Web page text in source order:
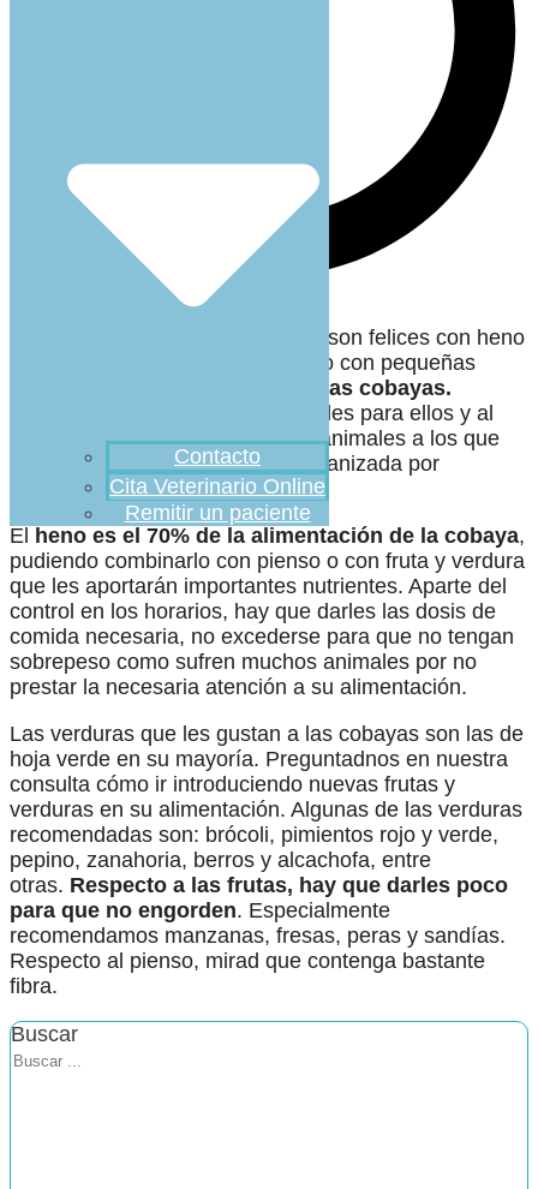
Contacto
Cita Veterinario Online
Remitir un paciente
Esos roedores de pelo largo que son felices con heno
y agua a su disposición, así como con pequeñas
son las cobayas.
También existen piensos especiales para ellos y al
igual que sus dueños, son unos animales a los que
les gusta que su comida esté organizada por
horarios.
El heno es el 70% de la alimentación de la cobaya,
pudiendo combinarlo con pienso o con fruta y verdura
que les aportarán importantes nutrientes. Aparte del
control en los horarios, hay que darles las dosis de
comida necesaria, no excederse para que no tengan
sobrepeso como sufren muchos animales por no
prestar la necesaria atención a su alimentación.
Las verduras que les gustan a las cobayas son las de
hoja verde en su mayoría. Preguntadnos en nuestra
consulta cómo ir introduciendo nuevas frutas y
verduras en su alimentación. Algunas de las verduras
recomendadas son: brócoli, pimientos rojo y verde,
pepino, zanahoria, berros y alcachofa, entre
otras. Respecto a las frutas, hay que darles poco
para que no engorden. Especialmente
recomendamos manzanas, fresas, peras y sandías.
Respecto al pienso, mirad que contenga bastante
fibra.
Buscar